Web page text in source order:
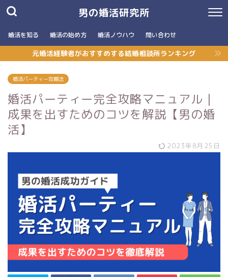
男の婚活研究所
婚活を知る 婚活の始め方 婚活ノウハウ 問い合わせ
元婚活経験者がおすすめする結婚相談所ランキング
婚活パーティー攻略法
婚活パーティー完全攻略マニュアル｜
成果を出すためのコツを解説【男の婚
活】
2023年8月25日